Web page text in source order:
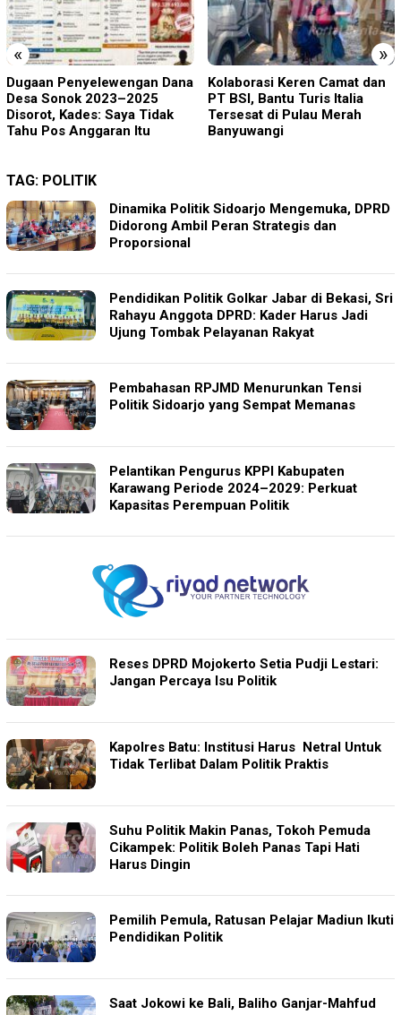
« »
Kolaborasi Keren Camat dan
PT BSI, Bantu Turis Italia
Tersesat di Pulau Merah
Banyuwangi
Polsek Jenggawah Berhasil
Ungkap Sindikat Pengelapan
Mobil Rental
TAG: POLITIK
Dinamika Politik Sidoarjo Mengemuka, DPRD
Didorong Ambil Peran Strategis dan
Proporsional
Pendidikan Politik Golkar Jabar di Bekasi, Sri
Rahayu Anggota DPRD: Kader Harus Jadi
Ujung Tombak Pelayanan Rakyat
Pembahasan RPJMD Menurunkan Tensi
Politik Sidoarjo yang Sempat Memanas
Pelantikan Pengurus KPPI Kabupaten
Karawang Periode 2024–2029: Perkuat
Kapasitas Perempuan Politik
Reses DPRD Mojokerto Setia Pudji Lestari:
Jangan Percaya Isu Politik
Kapolres Batu: Institusi Harus Netral Untuk
Tidak Terlibat Dalam Politik Praktis
Suhu Politik Makin Panas, Tokoh Pemuda
Cikampek: Politik Boleh Panas Tapi Hati
Harus Dingin
Pemilih Pemula, Ratusan Pelajar Madiun Ikuti
Pendidikan Politik
Saat Jokowi ke Bali, Baliho Ganjar-Mahfud